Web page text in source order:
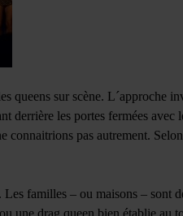
sur scène. L´approche
derrière les portes fermées avec
connaitrions pas autrement.
familles – ou maisons – sont
une drag queen bien établie au